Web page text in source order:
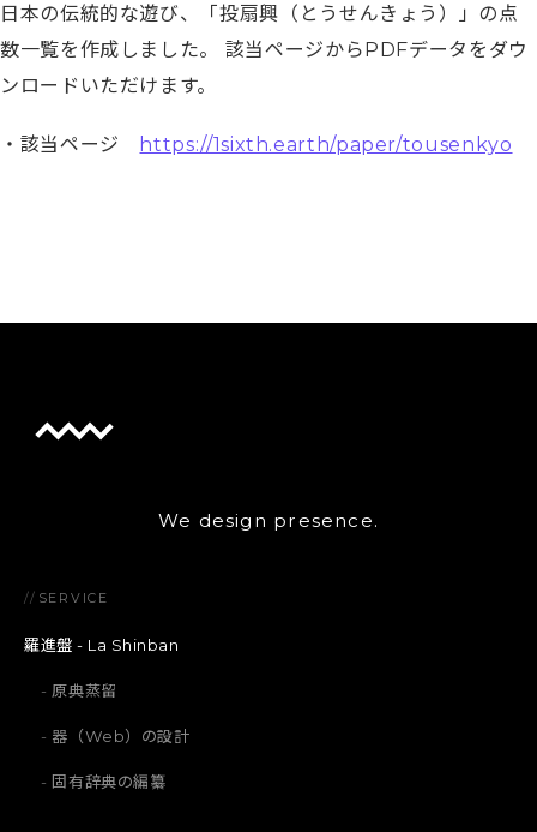
日本の伝統的な遊び、「投扇興（とうせんきょう）」の点
数一覧を作成しました。 該当ページからPDFデータをダウ
ンロードいただけます。
・該当ページ https://1sixth.earth/paper/tousenkyo
We design presence.
// SERVICE
羅進盤 - La Shinban
原典蒸留
器（Web）の設計
固有辞典の編纂